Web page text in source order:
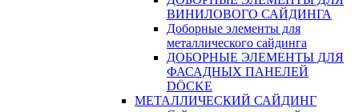
ВИНИЛОВОГО САЙДИНГА
Доборные элементы для
металлического сайдинга
ДОБОРНЫЕ ЭЛЕМЕНТЫ ДЛЯ
ФАСАДНЫХ ПАНЕЛЕЙ
DÖCKE
МЕТАЛЛИЧЕСКИЙ САЙДИНГ